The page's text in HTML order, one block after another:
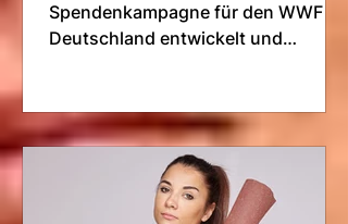
Spendenkampagne für den WWF
Deutschland entwickelt und